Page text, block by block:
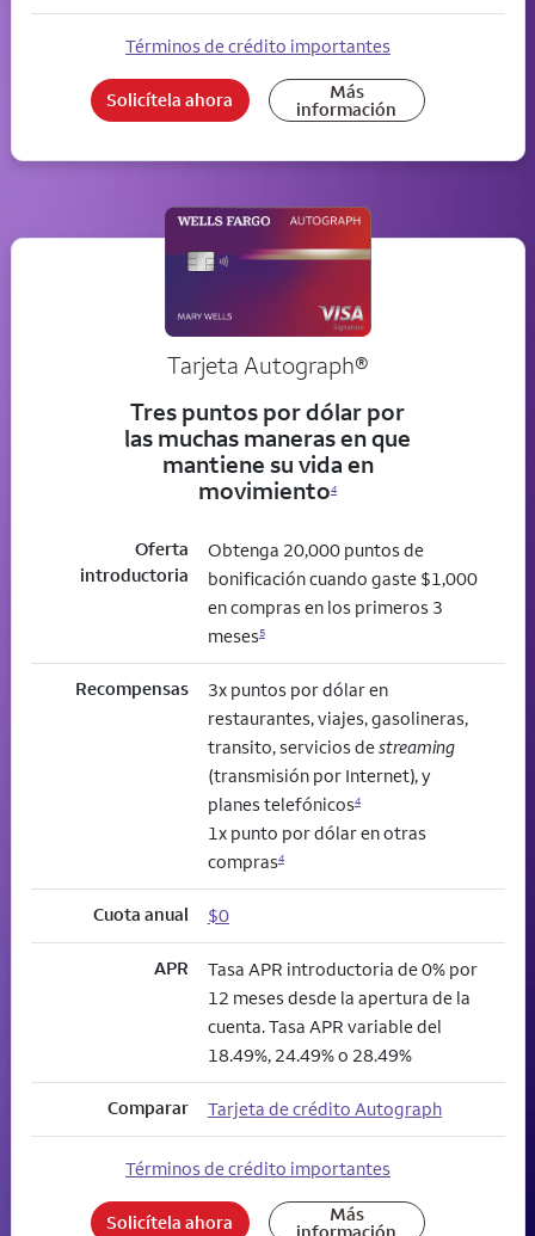
Términos de crédito importantes
Solicítela ahora Más
información
Tarjeta Autograph®
Tres puntos por dólar por
las muchas maneras en que
mantiene su vida en
movimiento4
Oferta
introductoria
Obtenga 20,000 puntos de
bonificación cuando gaste $1,000
en compras en los primeros 3
meses5
Recompensas
3x puntos por dólar en
restaurantes, viajes, gasolineras,
transito, servicios destreaming
(transmisión por Internet), y
planes telefónicos4
1x punto por dólar en otras
compras4
Cuota anual $0
APR
Tasa APR introductoria de 0% por
12 meses desde la apertura de la
cuenta. Tasa APR variable del
18.49%, 24.49% o 28.49%
Comparar Tarjeta de crédito Autograph
Términos de crédito importantes
Solicítela ahora Más
información